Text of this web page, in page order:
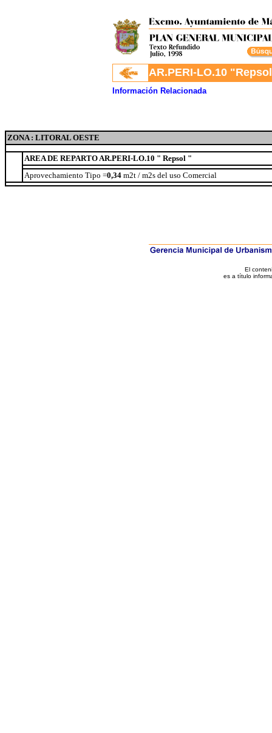
AR.PERI-LO.10
Información Relacionada
ZONA : LITORAL OESTE
AREA DE REPARTO AR.PERI-LO.10 " Repsol "
Aprovechamiento Tipo =0,34 m2t / m2s del uso Comercial
El
es a título